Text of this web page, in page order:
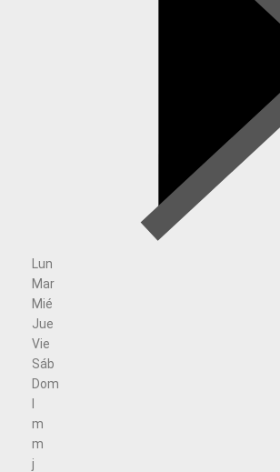
Lun
Mar
Mié
Jue
Vie
Sáb
Dom
m
m
j